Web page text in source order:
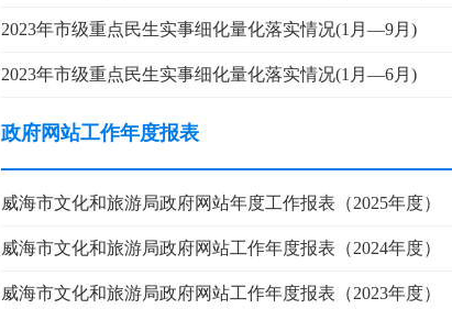
2023年市级重点民生实事细化量化落实情况(1月—9月)
2023年市级重点民生实事细化量化落实情况(1月—6月)
政府网站工作年度报表
威海市文化和旅游局政府网站年度工作报表（2025年度）
​威海市文化和旅游局政府网站工作年度报表（2024年度）
威海市文化和旅游局政府网站工作年度报表（2023年度）